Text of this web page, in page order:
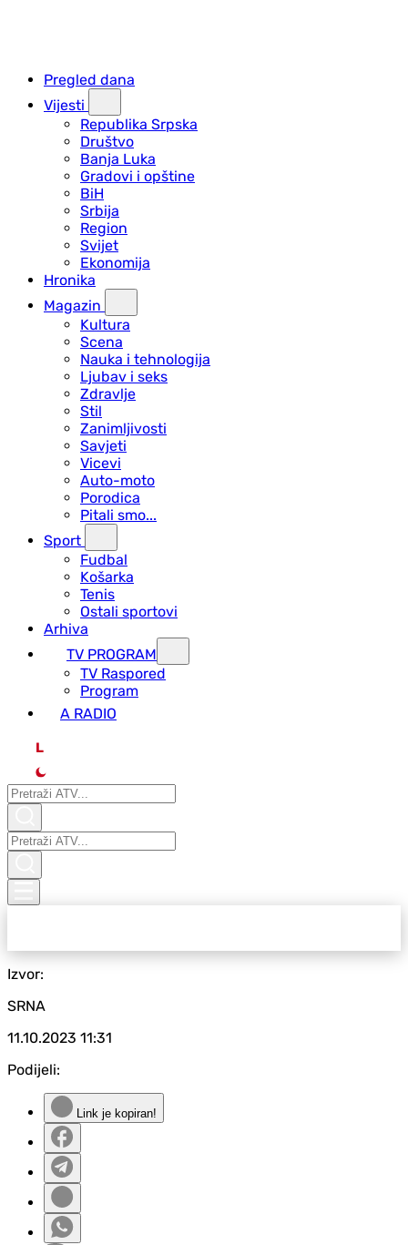
Pregled dana
Vijesti
Republika Srpska
Društvo
Banja Luka
Gradovi i opštine
BiH
Srbija
Region
Svijet
Ekonomija
Hronika
Magazin
Kultura
Scena
Nauka i tehnologija
Ljubav i seks
Zdravlje
Stil
Zanimljivosti
Savjeti
Vicevi
Auto-moto
Porodica
Pitali smo...
Sport
Fudbal
Košarka
Tenis
Ostali sportovi
Arhiva
TV PROGRAM
ТV Raspored
Program
A RADIO
L
Izvor:
SRNA
11.10.2023 11:31
Podijeli:
Link je kopiran!